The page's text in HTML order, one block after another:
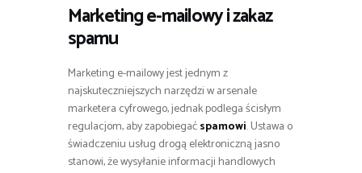
Marketing e-mailowy i zakaz
spamu
Marketing e-mailowy jest jednym z
najskuteczniejszych narzędzi w arsenale
marketera cyfrowego, jednak podlega ścisłym
regulacjom, aby zapobiegaćspamowi. Ustawa o
świadczeniu usług drogą elektroniczną jasno
stanowi, że wysyłanie informacji handlowych